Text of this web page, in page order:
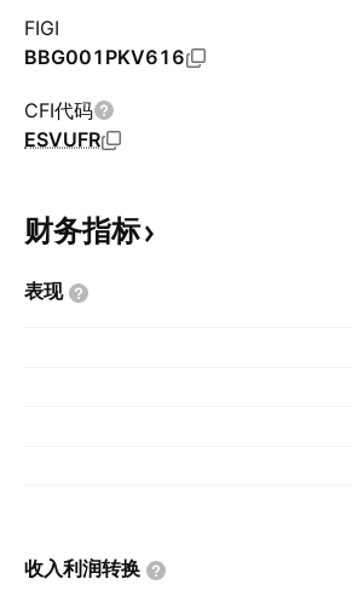
FIGI
BBG001PKV616
CFI代码
ESVUFR
财务指标
表现
收入利润转换